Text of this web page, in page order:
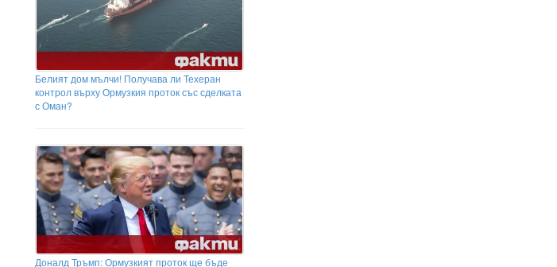
Белият дом мълчи! Получава ли Техеран
контрол върху Ормузкия проток със сделката
с Оман?
Доналд Тръмп: Ормузкият проток ще бъде